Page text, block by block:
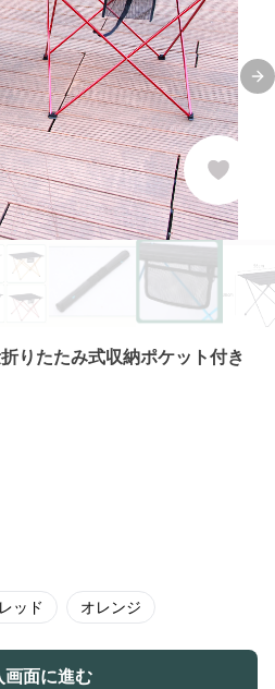
りたたみ式収納ポケット付き
レッド オレンジ
画面に進む